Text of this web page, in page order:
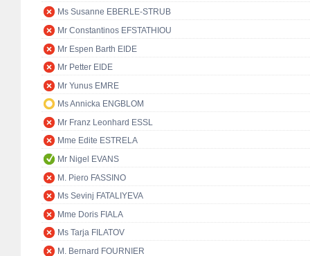
Ms Susanne EBERLE-STRUB
Mr Constantinos EFSTATHIOU
Mr Espen Barth EIDE
Mr Petter EIDE
Mr Yunus EMRE
Ms Annicka ENGBLOM
Mr Franz Leonhard ESSL
Mme Edite ESTRELA
Mr Nigel EVANS
M. Piero FASSINO
Ms Sevinj FATALIYEVA
Mme Doris FIALA
Ms Tarja FILATOV
M. Bernard FOURNIER